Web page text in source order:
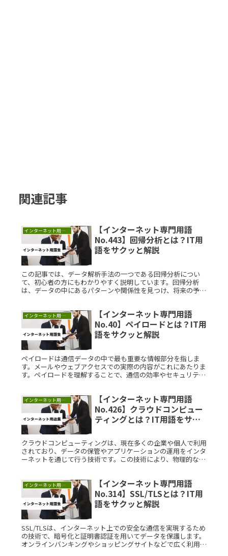
関連記事
インターネット用語集
【インターネット専門用語
No.443】回帰分析とは？IT用
語をサクッと解説
この記事では、データ解析手法の一つである回帰分析につい
て、初心者の方にもわかりやすく説明しています。回帰分析
は、データの中にあるパターンや関係性を見つけ、将来の予測
インターネット用語集
【インターネット専門用語
No.40】ペイロードとは？IT用
語をサクッと解説
ペイロードは通信データの中で最も重要な情報部分を指しま
す。メールやウェブアクセスでの実際の内容がこれにあたりま
す。ペイロードを理解することで、通信の効率やセキュリティ
インターネット用語集
【インターネット専門用語
No.426】クラウドコンピュー
ティングとは？IT用語をサク
クラウドコンピューティングは、現在多くの企業や個人で利用
されており、データの保管やアプリケーションの運用をインタ
ーネットを通じて行う技術です。この技術により、物理的なハ
インターネット用語集
【インターネット専門用語
No.314】SSL/TLSとは？IT用
語をサクッと解説
SSL/TLSは、インターネット上での安全な通信を実現するため
の技術で、暗号化と証明書認証を用いてデータを保護します。
オンラインバンキングやショッピングサイトなどで広く利用さ